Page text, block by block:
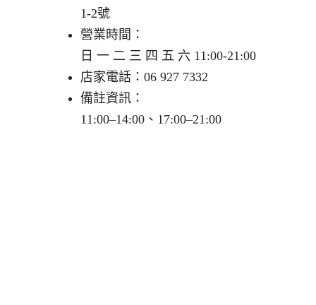
1-2號
營業時間：
日 一 二 三 四 五 六 11:00-21:00
店家電話：06 927 7332
備註資訊：
11:00–14:00、17:00–21:00